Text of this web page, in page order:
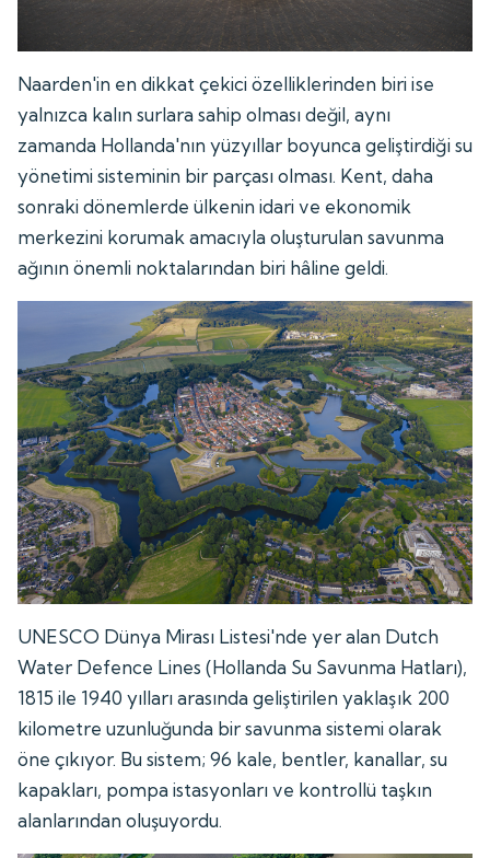
Naarden'in en dikkat çekici özelliklerinden biri ise
yalnızca kalın surlara sahip olması değil, aynı
zamanda Hollanda'nın yüzyıllar boyunca geliştirdiği su
yönetimi sisteminin bir parçası olması. Kent, daha
sonraki dönemlerde ülkenin idari ve ekonomik
merkezini korumak amacıyla oluşturulan savunma
ağının önemli noktalarından biri hâline geldi.
UNESCO Dünya Mirası Listesi'nde yer alan Dutch
Water Defence Lines (Hollanda Su Savunma Hatları),
1815 ile 1940 yılları arasında geliştirilen yaklaşık 200
kilometre uzunluğunda bir savunma sistemi olarak
öne çıkıyor. Bu sistem; 96 kale, bentler, kanallar, su
kapakları, pompa istasyonları ve kontrollü taşkın
alanlarından oluşuyordu.